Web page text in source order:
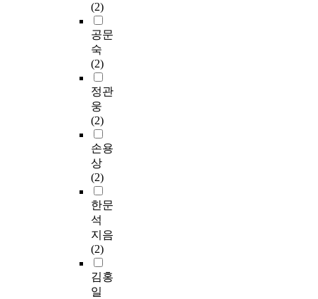
(2)
공문
숙
(2)
정관
웅
(2)
손용
상
(2)
한문
석
지음
(2)
김홍
일